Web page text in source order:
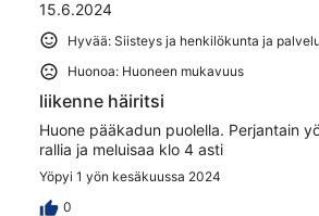
15.6.2024
Hyvää: Siisteys ja henkilökunta ja palvelu
Huonoa: Huoneen mukavuus
liikenne häiritsi
Huone pääkadun puolella. Perjantain
rallia ja meluisaa klo 4 asti
Yöpyi 1 yön kesäkuussa 2024
0